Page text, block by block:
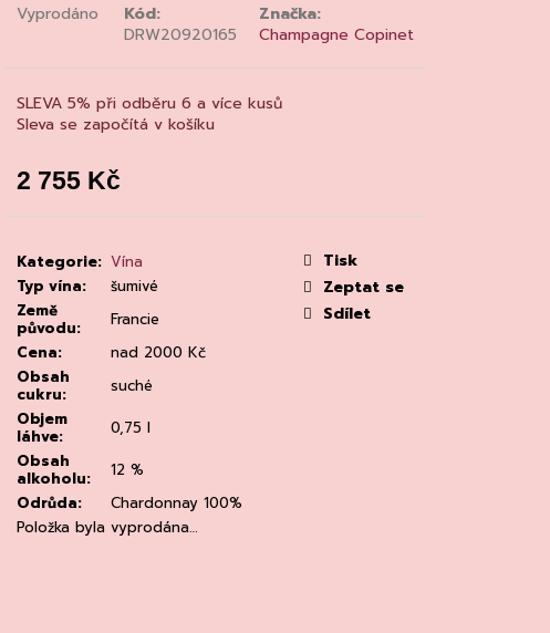
Vyprodáno
Kód:
DRW20920165
Značka:
Champagne Copinet
SLEVA 5% při odběru 6 a více kusů
Sleva se započítá v košíku
2 755 Kč
cena:
Kategorie: Vína
Typ vína:
šumivé
Země
původu:
Francie
Cena:
nad 2000 Kč
Obsah
cukru:
suché
Objem
láhve:
0,75 l
Obsah
alkoholu:
12 %
Odrůda:
Chardonnay 100%
Položka byla vyprodána…
Tisk
Zeptat se
Sdílet